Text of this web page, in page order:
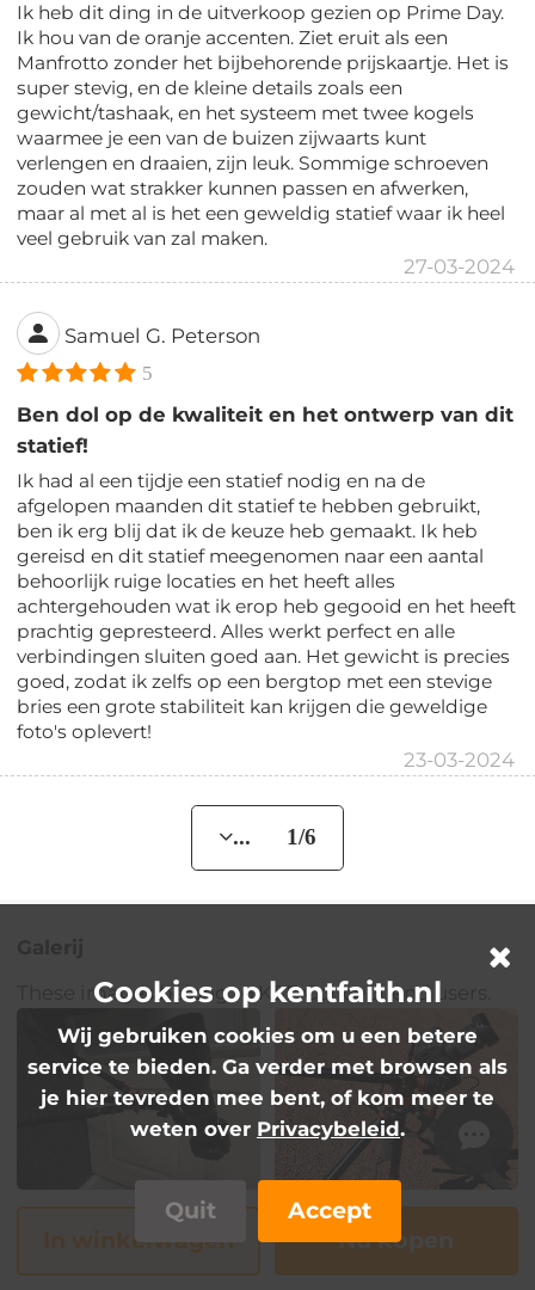
Ik heb dit ding in de uitverkoop gezien op Prime Day.
Ik hou van de oranje accenten. Ziet eruit als een
Manfrotto zonder het bijbehorende prijskaartje. Het is
super stevig, en de kleine details zoals een
gewicht/tashaak, en het systeem met twee kogels
waarmee je een van de buizen zijwaarts kunt
verlengen en draaien, zijn leuk. Sommige schroeven
zouden wat strakker kunnen passen en afwerken,
maar al met al is het een geweldig statief waar ik heel
veel gebruik van zal maken.
27-03-2024
Samuel G. Peterson
5
Ben dol op de kwaliteit en het ontwerp van dit
statief!
Ik had al een tijdje een statief nodig en na de
afgelopen maanden dit statief te hebben gebruikt,
ben ik erg blij dat ik de keuze heb gemaakt. Ik heb
gereisd en dit statief meegenomen naar een aantal
behoorlijk ruige locaties en het heeft alles
achtergehouden wat ik erop heb gegooid en het heeft
prachtig gepresteerd. Alles werkt perfect en alle
verbindingen sluiten goed aan. Het gewicht is precies
goed, zodat ik zelfs op een bergtop met een stevige
bries een grote stabiliteit kan krijgen die geweldige
foto's oplevert!
23-03-2024
... 1/6
These images belong to K&F Concept end users.
In winkelwagen Nu kopen
Cookies op kentfaith.nl
Wij gebruiken cookies om u een betere
service te bieden. Ga verder met browsen als
je hier tevreden mee bent, of kom meer te
weten over Privacybeleid.
Quit Accept